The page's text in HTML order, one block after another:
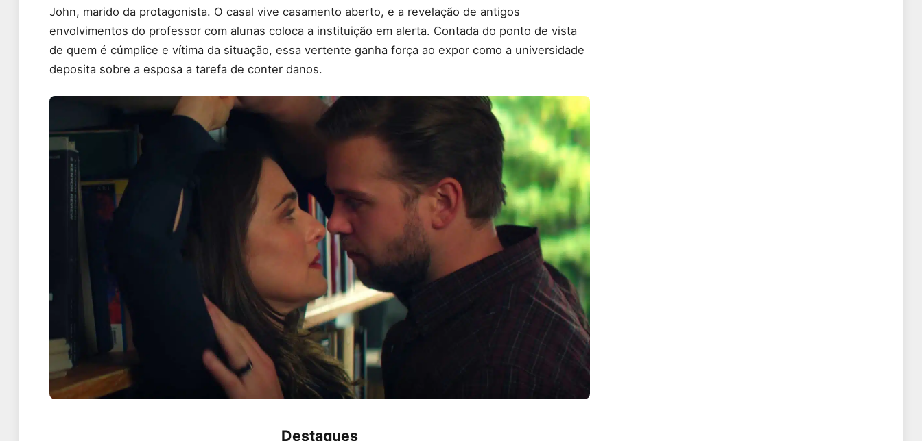
John, marido da protagonista. O casal vive casamento aberto, e a revelação de antigos
envolvimentos do professor com alunas coloca a instituição em alerta. Contada do ponto de vista
de quem é cúmplice e vítima da situação, essa vertente ganha força ao expor como a universidade
deposita sobre a esposa a tarefa de conter danos.
Destaques